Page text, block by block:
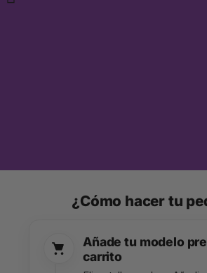
¿Cómo hacer tu
Añade tu modelo
carrito